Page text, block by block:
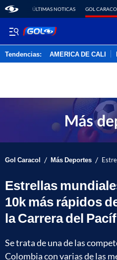
ÚLTIMAS NOTICAS GOL
Tendencias: AMERICA DE CALI
Gol Caracol / Más Deportes /
Estrellas
10k más rápidos
la Carrera del
Se trata de una de las
Colombia con varias de las